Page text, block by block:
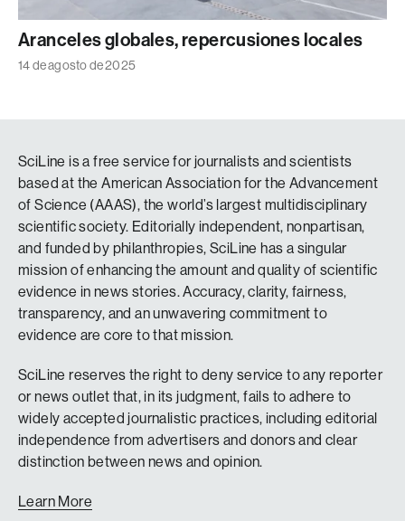
Aranceles globales, repercusiones locales
14 de agosto de 2025
SciLine is a free service for journalists and scientists
based at the American Association for the Advancement
of Science (AAAS), the world’s largest multidisciplinary
scientific society. Editorially independent, nonpartisan,
and funded by philanthropies, SciLine has a singular
mission of enhancing the amount and quality of scientific
evidence in news stories. Accuracy, clarity, fairness,
transparency, and an unwavering commitment to
evidence are core to that mission.
SciLine reserves the right to deny service to any reporter
or news outlet that, in its judgment, fails to adhere to
widely accepted journalistic practices, including editorial
independence from advertisers and donors and clear
distinction between news and opinion.
Learn More